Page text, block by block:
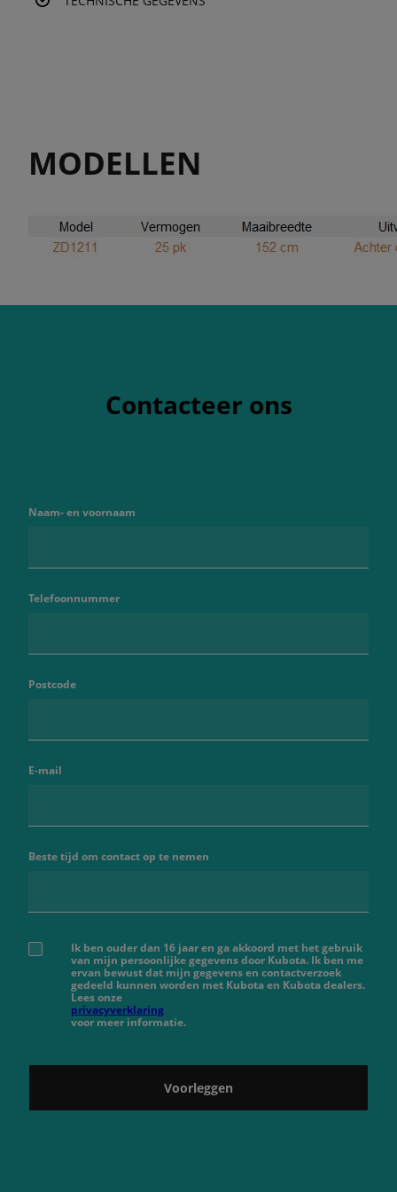
MODELLEN
Contacteer ons
Naam- en voornaam
Telefoonnummer
Postcode
E-mail
Beste tijd om contact op te nemen
Ik ben ouder dan 16 jaar en ga akkoord met het gebruik
van mijn persoonlijke gegevens door Kubota. Ik ben me
ervan bewust dat mijn gegevens en contactverzoek
gedeeld kunnen worden met Kubota en Kubota dealers.
Lees onze
privacyverklaring
voor meer informatie.
Voorleggen